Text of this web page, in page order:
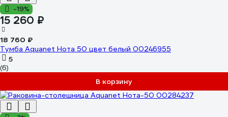
-19%
15 260 ₽
18 760 ₽
Тумба Aquanet Нота 50 цвет белый 00246955
5
(6)
В корзину